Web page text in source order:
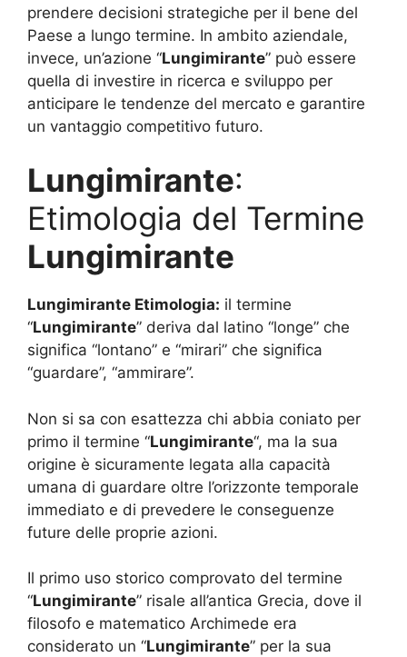
prendere decisioni strategiche per il bene del
Paese a lungo termine. In ambito aziendale,
invece, un’azione “Lungimirante” può essere
quella di investire in ricerca e sviluppo per
anticipare le tendenze del mercato e garantire
un vantaggio competitivo futuro.
Lungimirante:
Etimologia del Termine
Lungimirante
Lungimirante Etimologia: il termine
“Lungimirante” deriva dal latino “longe” che
significa “lontano” e “mirari” che significa
“guardare”, “ammirare”.
Non si sa con esattezza chi abbia coniato per
primo il termine “Lungimirante“, ma la sua
origine è sicuramente legata alla capacità
umana di guardare oltre l’orizzonte temporale
immediato e di prevedere le conseguenze
future delle proprie azioni.
Il primo uso storico comprovato del termine
“Lungimirante” risale all’antica Grecia, dove il
filosofo e matematico Archimede era
considerato un “Lungimirante” per la sua